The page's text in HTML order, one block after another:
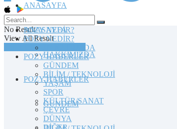
No Result
View All Result
TOPLULUĞA KATILIN
ANASAYFA
POZY NEDİR?
HAKKIMIZDA
POZY HABERLER
GÜNDEM
ANASAYFA
POZY NEDİR?
HAKKIMIZDA
POZY HABERLER
GÜNDEM
BİLİM / TEKNOLOJİ
YAŞAM
SPOR
KÜLTÜR/SANAT
ÇEVRE
DÜNYA
DİĞER